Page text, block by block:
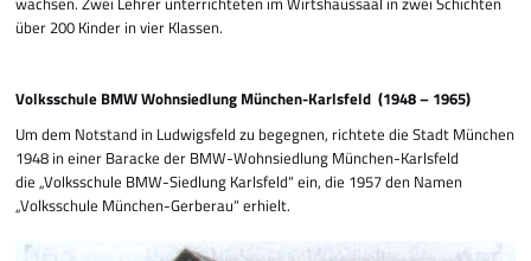
über 200 Kinder in vier Klassen.
Volksschule BMW Wohnsiedlung München-Karlsfeld (1948 – 1965)
Um dem Notstand in Ludwigsfeld zu begegnen, richtete die Stadt München
1948 in einer Baracke der BMW-Wohnsiedlung München-Karlsfeld
die „Volksschule BMW-Siedlung Karlsfeld“ ein, die 1957 den Namen
„Volksschule München-Gerberau“ erhielt.